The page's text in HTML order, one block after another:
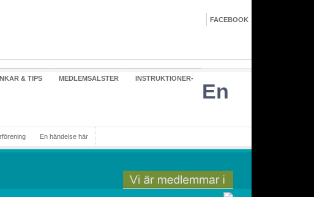
FACEBOOK
& TIPS MEDLEMSALSTER INSTRUKTIONER-
En
En händelse här